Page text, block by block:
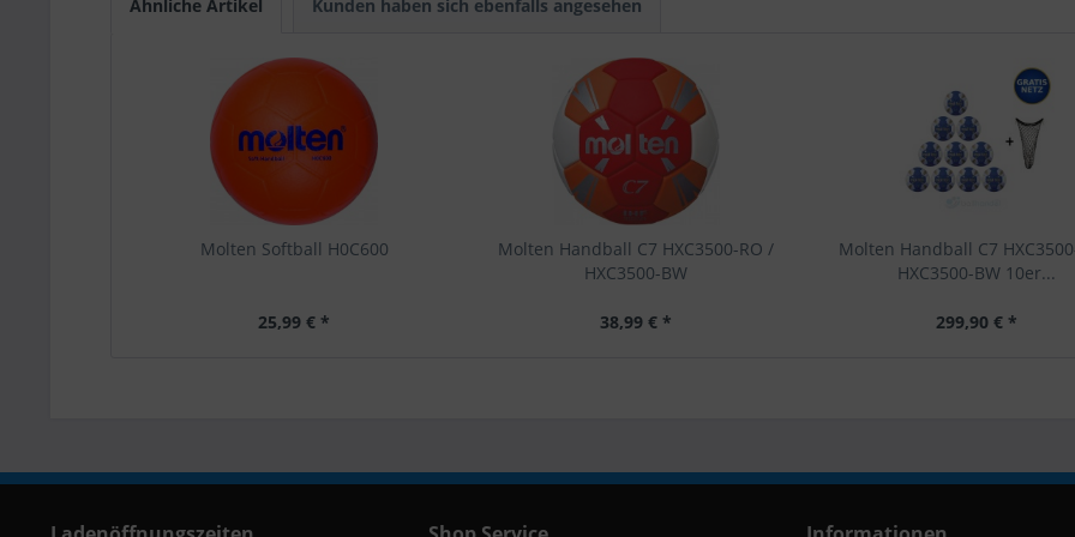
Ähnliche Artikel Kunden haben sich ebenfalls angesehen
Molten Softball H0C600
25,99 € *
Molten Handball C7 HXC3500-RO /
HXC3500-BW
38,99 € *
Molten Handball C7
HXC3500-BW 10er...
299,90 € *